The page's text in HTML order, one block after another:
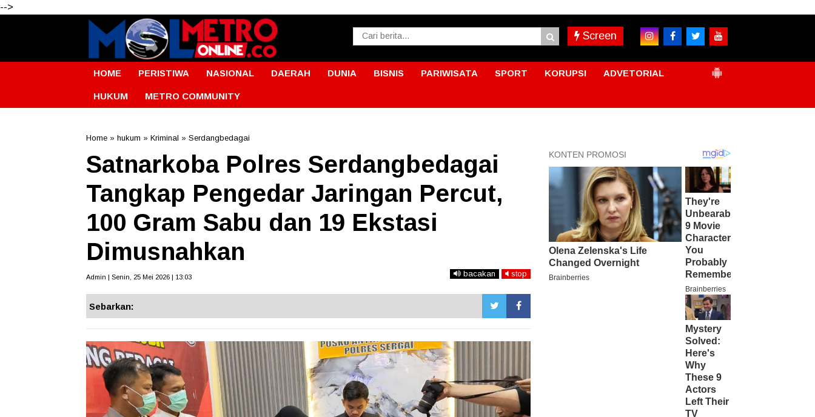
-->
Screen
HOME PERISTIWA NASIONAL DAERAH DUNIA BISNIS PARIWISATA SPORT KORUPSI ADVETORIAL
HUKUM METRO COMMUNITY
Home » hukum » Kriminal » Serdangbedagai
Satnarkoba Polres Serdangbedagai
Tangkap Pengedar Jaringan Percut,
100 Gram Sabu dan 19 Ekstasi
Dimusnahkan
Admin | Senin, 25 Mei 2026 | 13:03 bacakan stop
Sebarkan: